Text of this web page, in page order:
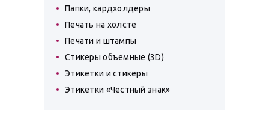
Папки, кардхолдеры
Печать на холсте
Печати и штампы
Стикеры объемные (3D)
Этикетки и стикеры
Этикетки «Честный знак»